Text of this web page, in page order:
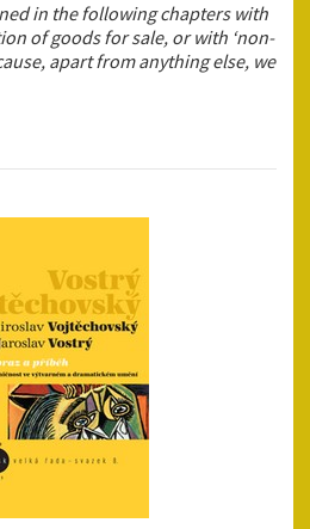
in the following chapters with
of goods for sale, or with ‘non-
apart from anything else, we